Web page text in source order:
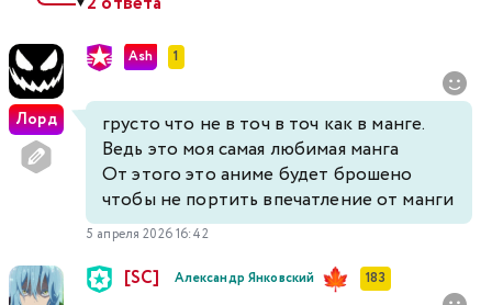
Лорд
Ash 1
грусто что не в точ в точ как в манге.
Ведь это моя самая любимая манга
От этого это аниме будет брошено
чтобы не портить впечатление от манги
5 апреля 2026 16:42
[SC] Александр Янковский 183